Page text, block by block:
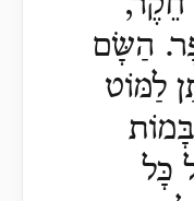
הַשָּׂם
לַמּוֹט
כָּל